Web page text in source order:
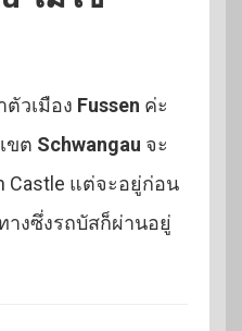
ตัวเมือง Fussen ค่ะ
ขต Schwangau จะ
Castle แต่จะอยู่ก่อน
างซึ่งรถบัสก็ผ่านอยู่